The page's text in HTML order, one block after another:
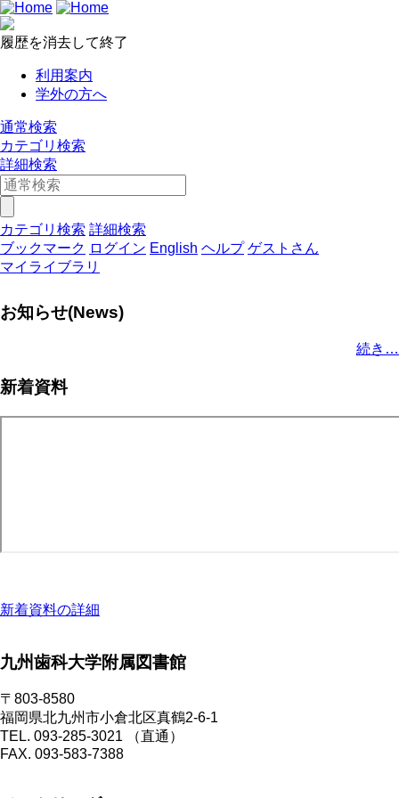
履歴を消去して終了
利用案内
学外の方へ
通常検索
カテゴリ検索
詳細検索
カテゴリ検索 詳細検索
ブックマーク ログイン English ヘルプ ゲストさん
マイライブラリ
お知らせ(News)
続き…
新着資料
新着資料の詳細
九州歯科大学附属図書館
〒803-8580
福岡県北九州市小倉北区真鶴2-6-1
TEL. 093-285-3021 （直通）
FAX. 093-583-7388